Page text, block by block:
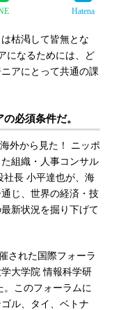
Hatena
枯渇して皆無とな
になるためには、ど
アにとって共通の課
必須条件だ。
外から見た！ ニッポ
組織・人事コンサル
社長 小平達也が、海
じ、世界の経済・技
新状況を掘り下げて
された国際フォーラ
大学院 情報科学研
このフォーラムに
ル、タイ、ベトナ